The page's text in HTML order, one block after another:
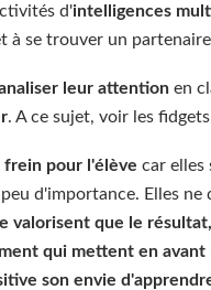
d'intelligences
à se trouver un partenaire
leur attention en
. A ce sujet, voir les
frein pour l'élève car elles
d'importance. Elles
valorisent que le
qui mettent en
son envie